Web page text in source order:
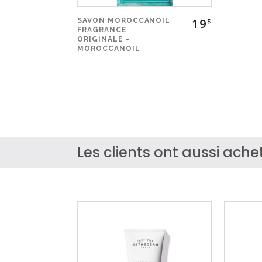
SAVON MOROCCANOIL
FRAGRANCE
ORIGINALE -
MOROCCANOIL
19$
Les clients ont aussi